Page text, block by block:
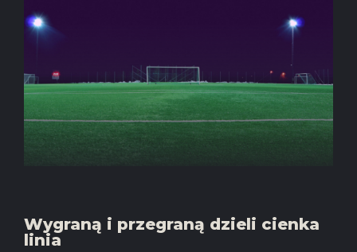
Wygraną i przegraną dzieli cienka
linia